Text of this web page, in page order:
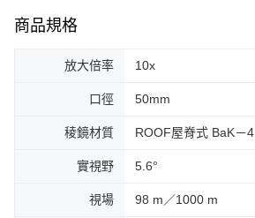
商品規格
放大倍率 10x
口徑 50mm
稜鏡材質 ROOF屋脊式 BaK－4
實視野 5.6°
視場 98 m／1000 m